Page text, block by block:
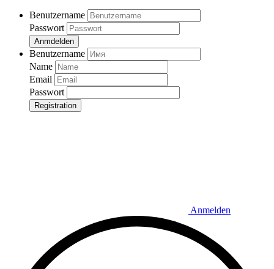
Benutzername
Passwort
Anmdelden
Benutzername
Name
Email
Passwort
Registration
Anmelden